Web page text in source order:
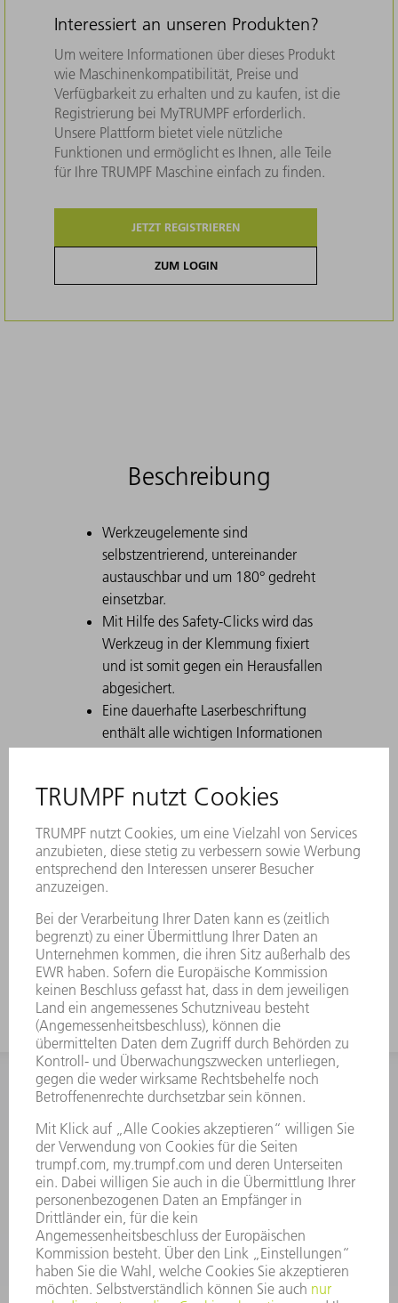
Interessiert an unseren Produkten?
Um weitere Informationen über dieses Produkt
wie Maschinenkompatibilität, Preise und
Verfügbarkeit zu erhalten und zu kaufen, ist die
Registrierung bei MyTRUMPF erforderlich.
Unsere Plattform bietet viele nützliche
Funktionen und ermöglicht es Ihnen, alle Teile
für Ihre TRUMPF Maschine einfach zu finden.
JETZT REGISTRIEREN
ZUM LOGIN
Beschreibung
Werkzeugelemente sind
selbstzentrierend, untereinander
austauschbar und um 180° gedreht
einsetzbar.
Mit Hilfe des Safety-Clicks wird das
Werkzeug in der Klemmung fixiert
und ist somit gegen ein Herausfallen
abgesichert.
Eine dauerhafte Laserbeschriftung
enthält alle wichtigen Informationen
sich jedes Werkzeug eindeutig
Die Arbeitszonen sind lasergehärtet.
Werkzeug-Modifikationen sind auf
Wunsch erhältlich.
Für hohe Schachteln verwenden sie
das Werkzeug mit großer
Arbeitshöhe.
INFORMATION
Häufig gestellte Fragen
Allgemeine Geschäftsbedingungen
KONTAKT
After Sales
+43722160396550
Mo - Do: 08:00 -17:30 Uhr
Fr: 08:00 -16:30 Uhr
ersatzteile@at.trumpf.com